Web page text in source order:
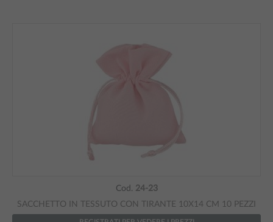
Cod. 24-23
SACCHETTO IN TESSUTO CON TIRANTE 10X14 CM 10 PEZZI